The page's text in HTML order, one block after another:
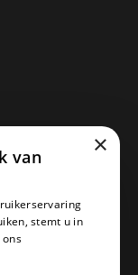
×
van
stemt u in